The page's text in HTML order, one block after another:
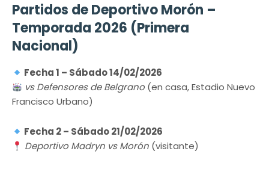
Partidos de Deportivo Morón –
Temporada 2026 (Primera
Nacional)
Fecha 1 – Sábado 14/02/2026
vs Defensores de Belgrano (en casa, Estadio Nuevo
Francisco Urbano)
Fecha 2 – Sábado 21/02/2026
Deportivo Madryn vs Morón (visitante)